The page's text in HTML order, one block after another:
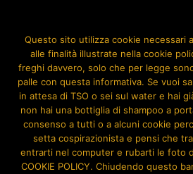
Seguimi Anche
Questo sito utilizza cookie necessari
alle finalità illustrate nella cookie
freghi davvero, solo che per legge
palle con questa informativa. Se vuoi
in attesa di TSO o sei sul water e hai
non hai una bottiglia di shampoo a
consenso a tutti o a alcuni cookie
setta cospirazionista e pensi che
entrarti nel computer e rubarti le foto
COOKIE POLICY. Chiudendo questo